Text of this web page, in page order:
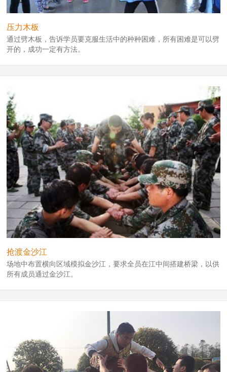
压力木板
通过劈木板，告诉学员要克服生活中的种种困难，所有困难是可以劈
开的，成功一定有方法。
抢渡金沙江
场地中布置横向区域模拟金沙江，要求全员在江中间搭建桥梁，以供
所有成员通过金沙江。